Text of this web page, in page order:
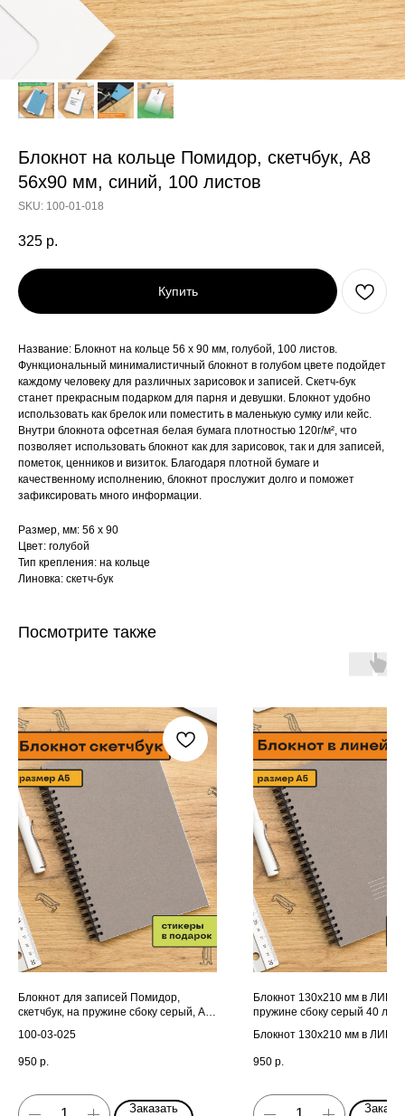
Блокнот на кольце Помидор, скетчбук, А8
56х90 мм, синий, 100 листов
SKU: 100-01-018
325 р.
Купить
Название: Блокнот на кольце 56 х 90 мм, голубой, 100 листов.
Функциональный минималистичный блокнот в голубом цвете подойдет
каждому человеку для различных зарисовок и записей. Скетч-бук
станет прекрасным подарком для парня и девушки. Блокнот удобно
использовать как брелок или поместить в маленькую сумку или кейс.
Внутри блокнота офсетная белая бумага плотностью 120г/м², что
позволяет использовать блокнот как для зарисовок, так и для записей,
пометок, ценников и визиток. Благодаря плотной бумаге и
качественному исполнению, блокнот прослужит долго и поможет
зафиксировать много информации.
Размер, мм: 56 х 90
Цвет: голубой
Тип крепления: на кольце
Линовка: скетч-бук
Посмотрите также
Блокнот для записей Помидор,
скетчбук, на пружине сбоку серый, А5
100-03-025
950 р.
Заказать
Блокнот 130х210 мм в
пружине сбоку серый 40
Блокнот 130х210 мм в
950 р.